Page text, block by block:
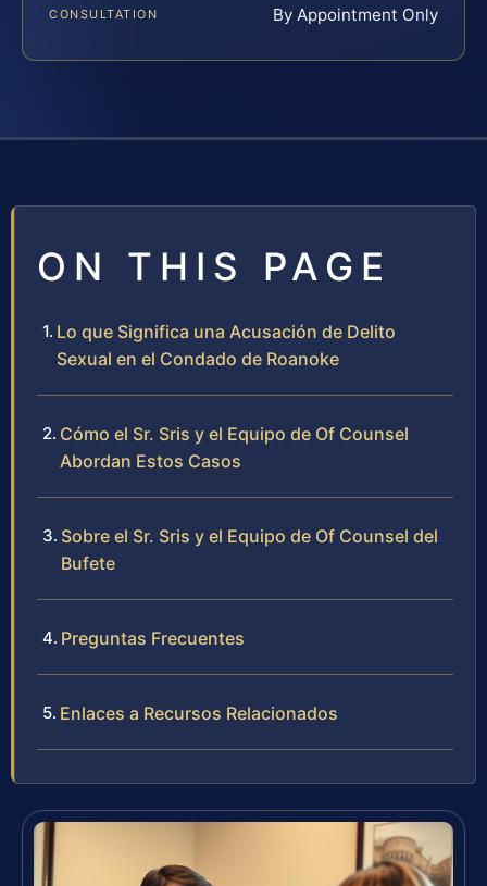
CONSULTATION By Appointment Only
ON THIS PAGE
Lo que Significa una Acusación de Delito
Sexual en el Condado de Roanoke
Cómo el Sr. Sris y el Equipo de Of Counsel
Abordan Estos Casos
Sobre el Sr. Sris y el Equipo de Of Counsel del
Bufete
Preguntas Frecuentes
Enlaces a Recursos Relacionados